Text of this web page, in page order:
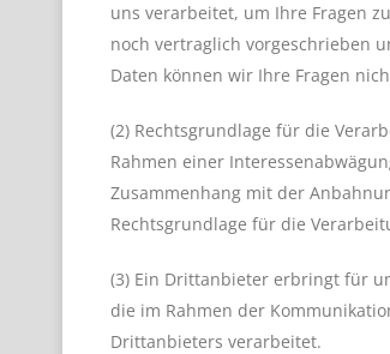
uns verarbeitet, um Ihre Fragen
noch vertraglich vorgeschrieben
Daten können wir Ihre Fragen
(2) Rechtsgrundlage für die
Rahmen einer
Zusammenhang mit der
Rechtsgrundlage für die
(3) Ein Drittanbieter erbringt für
die im Rahmen der
Drittanbieters verarbeitet.